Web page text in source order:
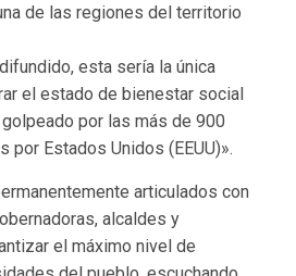
de las regiones del territorio
esta sería la única
el estado de bienestar social
por las más de 900
por Estados Unidos (EEUU)».
articulados con
alcaldes y
el máximo nivel de